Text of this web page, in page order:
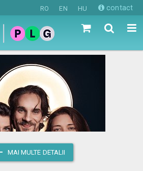
RO EN HU contact
MAI MULTE DETALII